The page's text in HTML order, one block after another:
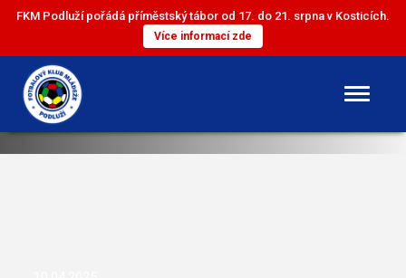
FKM Podluží pořádá příměstský tábor od 17. do 21. srpna v Kosticích.
Více informací zde
DOROST